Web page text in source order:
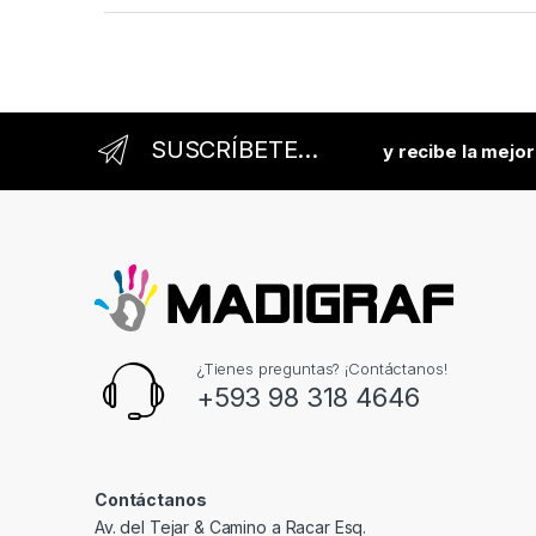
SUSCRÍBETE... y recibe la
¿Tienes preguntas? ¡Contáctanos!
+593 98 318 4646
Contáctanos
Av. del Tejar & Camino a Racar Esq.